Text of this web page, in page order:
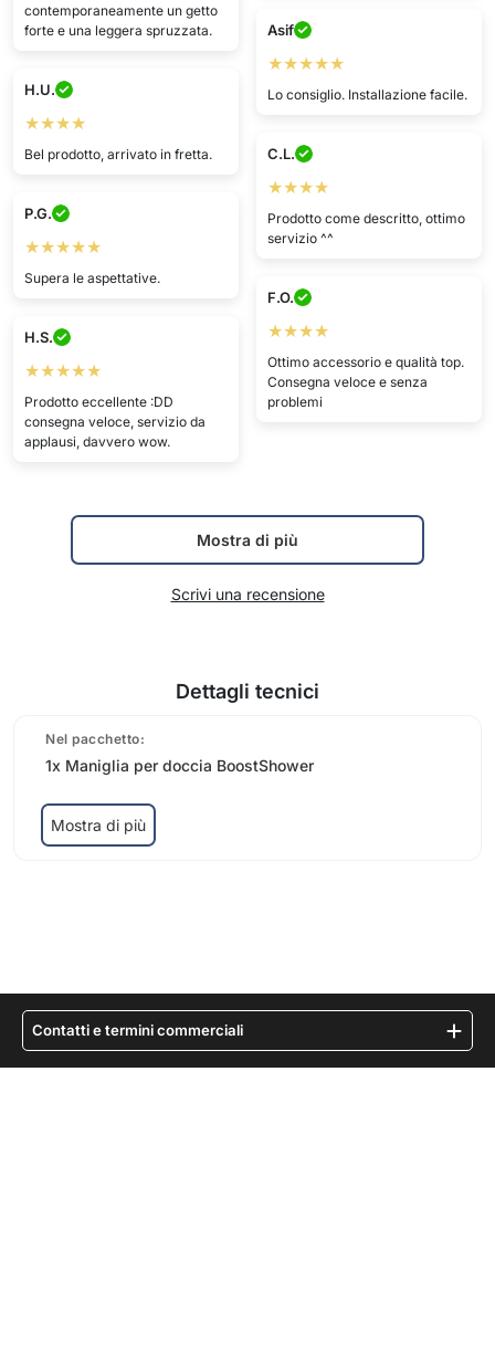
contemporaneamente un getto
forte e una leggera spruzzata.
Asif
★★★★★
Lo consiglio. Installazione facile.
H.U.
★★★★
Bel prodotto, arrivato in fretta. C.L.
★★★★
Prodotto come descritto, ottimo
servizio ^^
P.G.
★★★★★
Supera le aspettative.
F.O.
★★★★
Ottimo accessorio e qualità top.
Consegna veloce e senza
problemi
H.S.
★★★★★
Prodotto eccellente :DD
consegna veloce, servizio da
applausi, davvero wow.
Mostra di più
Scrivi una recensione
Dettagli tecnici
Nel pacchetto:
1x Maniglia per doccia BoostShower
Mostra di più
Contatti e termini commerciali